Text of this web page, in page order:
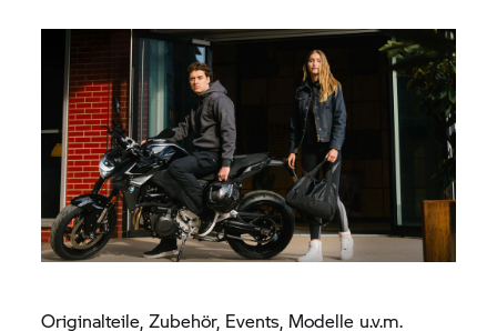
Originalteile, Zubehör, Events, Modelle u.v.m.